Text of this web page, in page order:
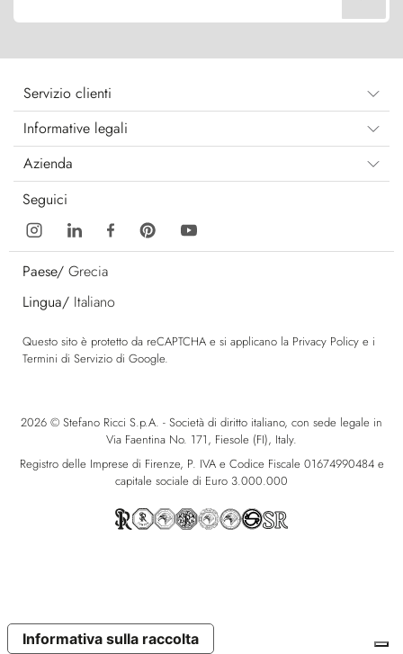
Servizio clienti
Informative legali
Azienda
Seguici
Paese/ Grecia
Lingua/ Italiano
Questo sito è protetto da reCAPTCHA e si applicano la Privacy Policy e i
Termini di Servizio di Google.
2026 © Stefano Ricci S.p.A. - Società di diritto italiano, con sede legale in
Via Faentina No. 171, Fiesole (FI), Italy.
Registro delle Imprese di Firenze, P. IVA e Codice Fiscale 01674990484 e
capitale sociale di Euro 3.000.000
Informativa sulla raccolta